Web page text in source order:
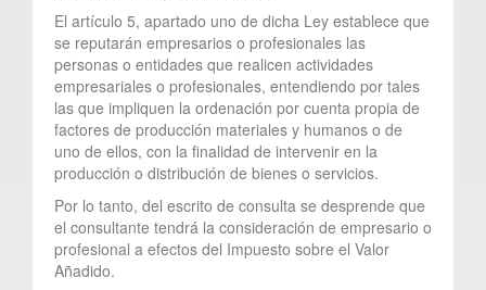
El artículo 5, apartado uno de dicha Ley establece que
se reputarán empresarios o profesionales las
personas o entidades que realicen actividades
empresariales o profesionales, entendiendo por tales
las que impliquen la ordenación por cuenta propia de
factores de producción materiales y humanos o de
uno de ellos, con la finalidad de intervenir en la
producción o distribución de bienes o servicios.
Por lo tanto, del escrito de consulta se desprende que
el consultante tendrá la consideración de empresario o
profesional a efectos del Impuesto sobre el Valor
Añadido.